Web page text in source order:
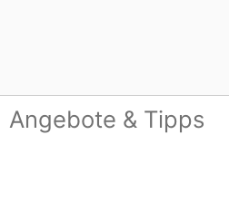
Angebote & Tipps